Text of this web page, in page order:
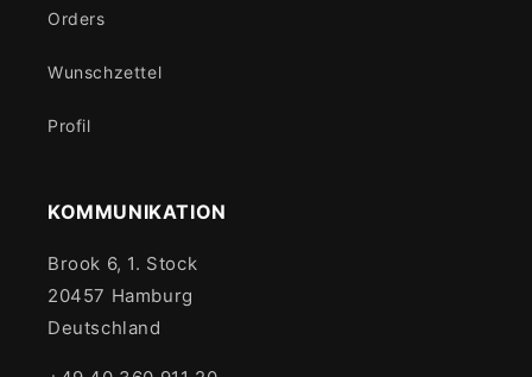
Orders
Wunschzettel
Profil
KOMMUNIKATION
Brook 6, 1. Stock
20457 Hamburg
Deutschland